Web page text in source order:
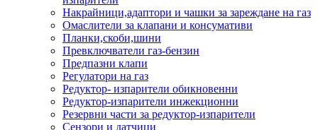
Накрайници,адаптори и чашки за зареждане на газ
Омаслители за клапани и консумативи
Планки,скоби,шини
Превключватели газ-бензин
Предпазни клапи
Регулатори на газ
Редуктор- изпарители обикновенни
Редуктор-изпарители инжекционни
Резервни части за редуктор-изпарители
Сензори и датчици